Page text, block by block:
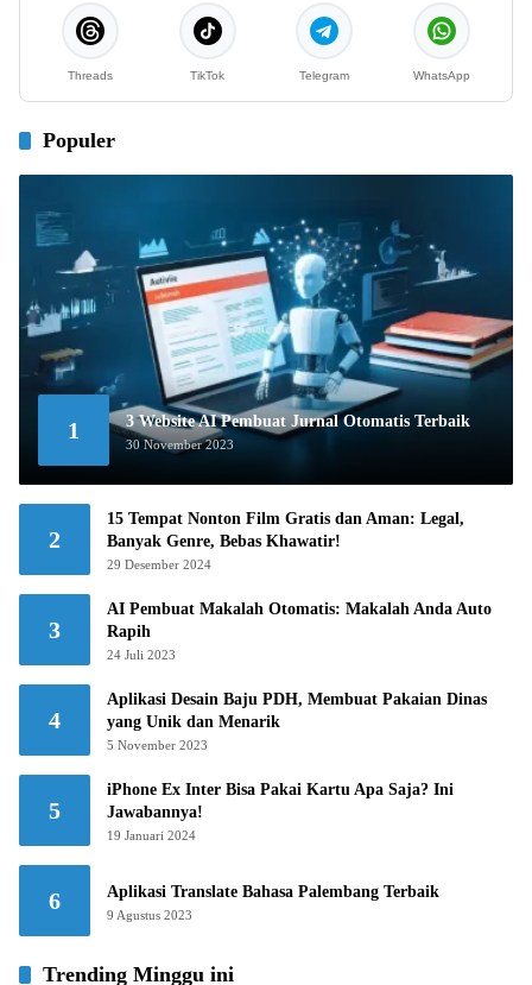
Threads TikTok Telegram WhatsApp
Populer
1 3 Website AI Pembuat Jurnal Otomatis Terbaik
30 November 2023
2
15 Tempat Nonton Film Gratis dan Aman: Legal,
Banyak Genre, Bebas Khawatir!
29 Desember 2024
3
AI Pembuat Makalah Otomatis: Makalah Anda Auto
Rapih
24 Juli 2023
4
Aplikasi Desain Baju PDH, Membuat Pakaian Dinas
yang Unik dan Menarik
5 November 2023
5
iPhone Ex Inter Bisa Pakai Kartu Apa Saja? Ini
Jawabannya!
19 Januari 2024
6 Aplikasi Translate Bahasa Palembang Terbaik
9 Agustus 2023
Trending Minggu ini